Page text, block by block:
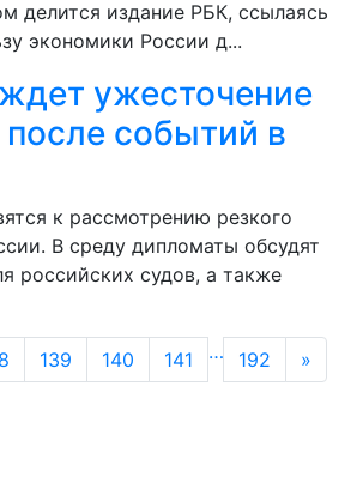
делится издание РБК, ссылаясь
экономики России д...
ужесточение
событий в
к рассмотрению резкого
В среду дипломаты обсудят
российских судов, а также
139 140 141 … 192 »